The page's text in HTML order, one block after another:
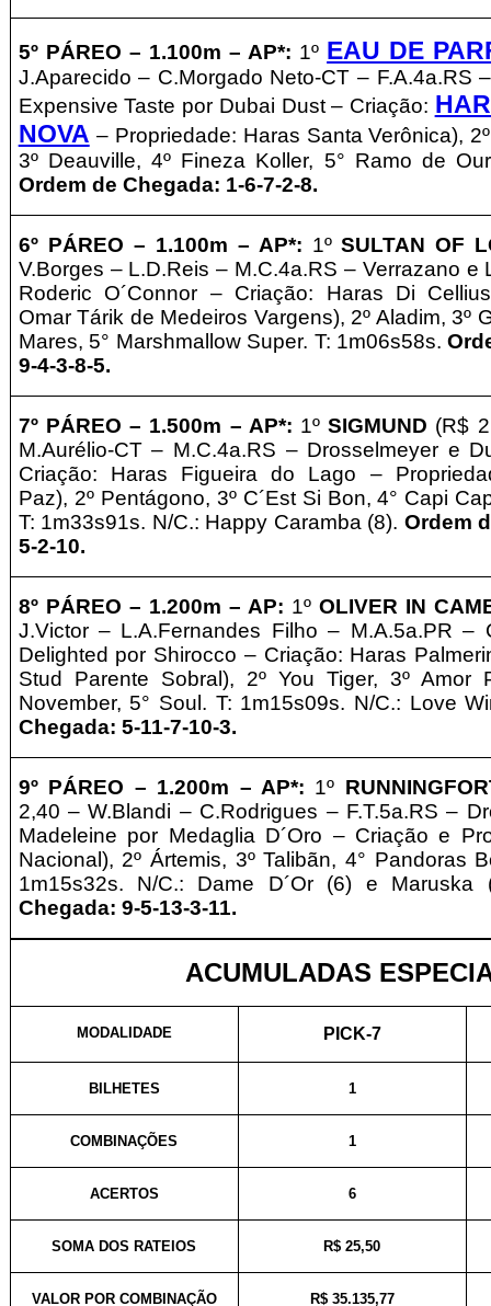
5º PÁREO – 1.100m – AP*: 1º EAU DE
J.Aparecido– C.Morgado Neto-CT – F.A.4a.RS
Expensive Taste por Dubai Dust – Criação:
NOVA – Propriedade: Haras Santa Verônica),
3º Deauville, 4º Fineza Koller, 5° Ramo de
Ordem de Chegada: 1-6-7-2-8.
6º PÁREO – 1.100m – AP*: 1º SULTAN OF
V.Borges – L.D.Reis – M.C.4a.RS – Verrazano e
Roderic O´Connor – Criação: Haras Di
Omar Tárik de Medeiros Vargens), 2º Aladim, 3º
Mares, 5° Marshmallow Super. T: 1m06s58s.
9-4-3-8-5.
7º PÁREO – 1.500m – AP*: 1º SIGMUND (R$
M.Aurélio-CT – M.C.4a.RS – Drosselmeyer e
Criação: Haras Figueira do Lago –
Paz), 2º Pentágono, 3º C´Est Si Bon, 4° Capi
T: 1m33s91s. N/C.: Happy Caramba (8). Ordem
5-2-10.
8º PÁREO – 1.200m – AP: 1º OLIVER IN
J.Victor– L.A.Fernandes Filho – M.A.5a.PR –
Delighted por Shirocco – Criação: Haras
Stud Parente Sobral), 2º You Tiger, 3º Amor
November, 5° Soul. T: 1m15s09s. N/C.: Love
Chegada: 5-11-7-10-3.
9º PÁREO – 1.200m – AP*: 1º
2,40 – W.Blandi – C.Rodrigues – F.T.5a.RS –
Madeleine por Medaglia D´Oro – Criação e
Nacional), 2º Ártemis, 3º Talibãn, 4° Pandoras
1m15s32s. N/C.: Dame D´Or (6) e
Chegada: 9-5-13-3-11.
ACUMULADAS
MODALIDADE PICK-7
BILHETES 1
COMBINAÇÕES 1
ACERTOS 6
SOMA DOS RATEIOS R$ 25,50
VALOR POR COMBINAÇÃO R$ 35.135,77